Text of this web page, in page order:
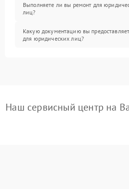
Выполняете ли вы ремонт для
лиц?
Какую документацию вы
для юридических лиц?
Наш сервисный центр на